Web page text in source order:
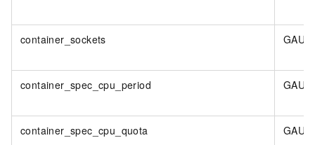
container_sockets
container_spec_cpu_period
container_spec_cpu_quota